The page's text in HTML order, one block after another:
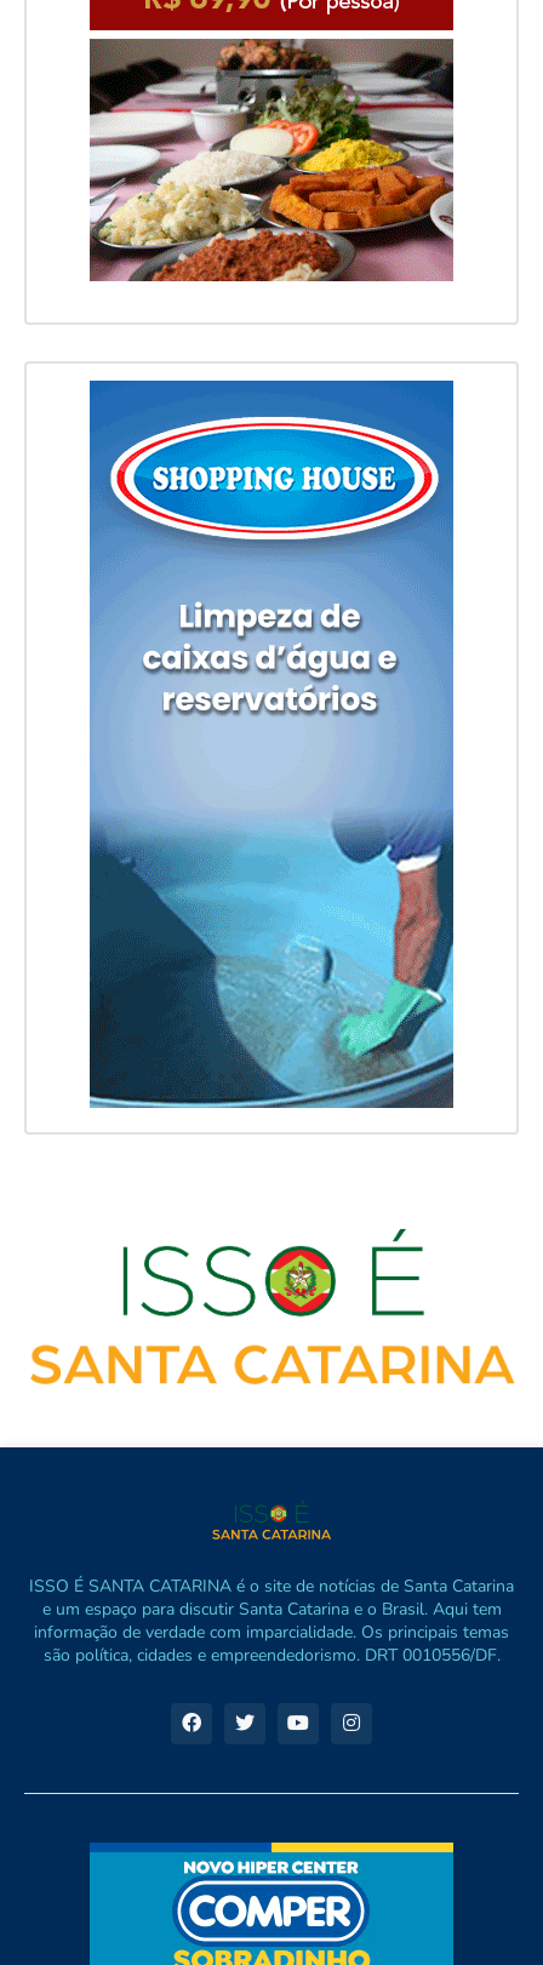
ISSO É SANTA CATARINA é o site de notícias de Santa Catarina
e um espaço para discutir Santa Catarina e o Brasil. Aqui tem
informação de verdade com imparcialidade. Os principais temas
são política, cidades e empreendedorismo. DRT 0010556/DF.